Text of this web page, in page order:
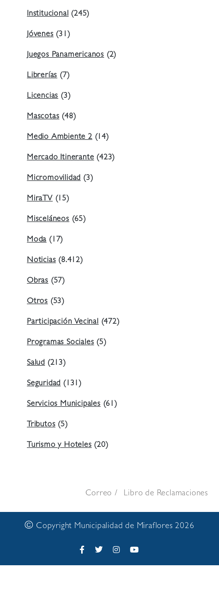
Institucional(245)
Jóvenes(31)
Juegos Panamericanos (2)
Librerías(7)
Licencias(3)
Mascotas(48)
Medio Ambiente 2(14)
Mercado Itinerante(423)
Micromovilidad(3)
MiraTV(15)
Misceláneos(65)
Moda(17)
Noticias(8.412)
Obras (57)
Otros (53)
Participación Vecinal(472)
Programas Sociales(5)
Salud (213)
Seguridad(131)
Servicios Municipales(61)
Tributos(5)
Turismo y Hoteles(20)
Correo Libro de Reclamaciones
© Copyright Municipalidad de Miraflores 2026